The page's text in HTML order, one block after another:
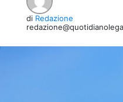
di Redazione